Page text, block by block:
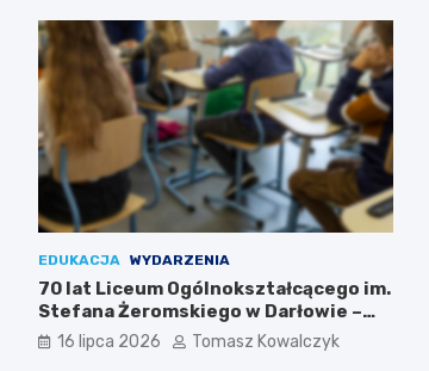
EDUKACJA WYDARZENIA
70 lat Liceum Ogólnokształcącego im.
Stefana Żeromskiego w Darłowie –
Świętuj z nami!
16 lipca 2026 Tomasz Kowalczyk